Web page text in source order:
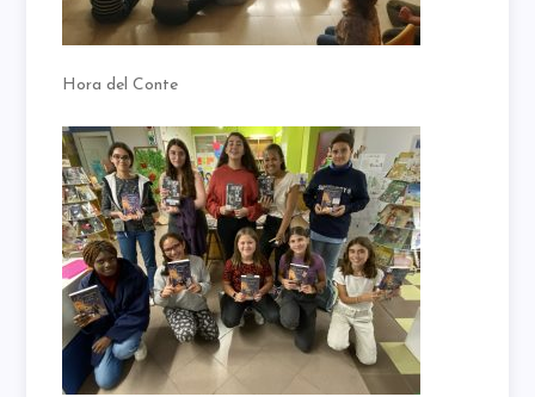
Hora del Conte